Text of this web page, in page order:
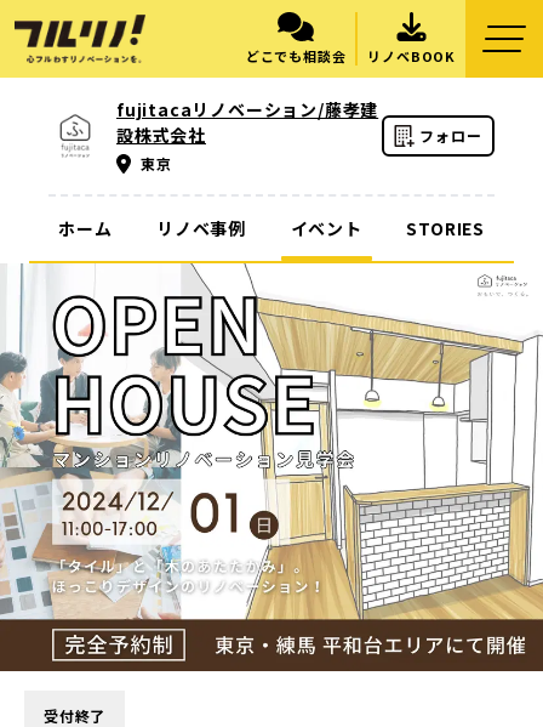
どこでも相談会 リノベBOOK
fujitacaリノベーション/藤孝建
設株式会社
東京
フォロー
ホーム リノベ事例 イベント STORIES
受付終了